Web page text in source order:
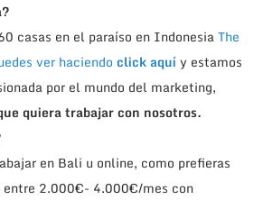
casas en el paraíso en IndonesiaThe
ver haciendo click aquíy estamos
por el mundo del marketing,
quiera trabajar con nosotros.
en Bali u online, como prefieras
entre 2.000€- 4.000€/mes con